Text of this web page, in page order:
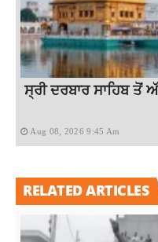
ਸ੍ਰੀ ਦਰਬਾਰ ਸਾਹਿਬ ਤੋਂ
Aug 08, 2026 9:45 Am
RELATED ARTICLES